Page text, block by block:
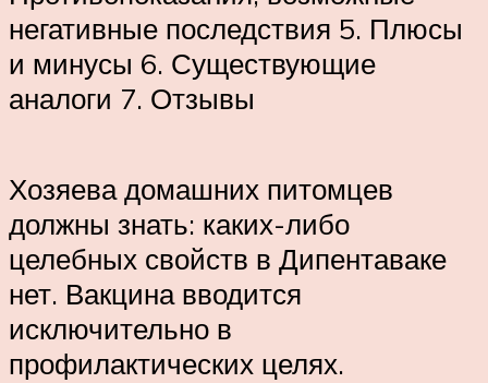
негативные последствия 5. Плюсы
и минусы 6. Существующие
аналоги 7. Отзывы
Хозяева домашних питомцев
должны знать: каких-либо
целебных свойств в Дипентаваке
нет. Вакцина вводится
исключительно в
профилактических целях.